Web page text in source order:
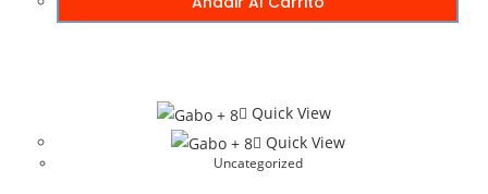
Quick View
Quick View
Uncategorized